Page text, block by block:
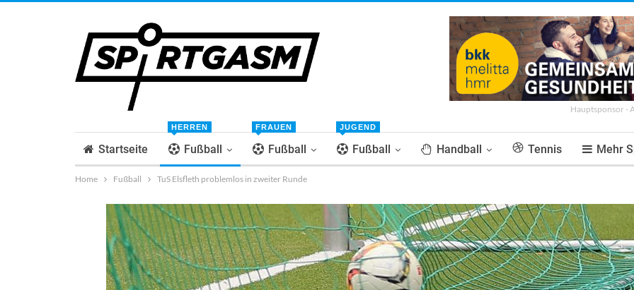
Hauptsponsor -
Startseite Fußball
HERREN
Fußball
FRAUEN
Fußball
JUGEND
Handball Tennis Mehr
Home Fußball TuS Elsfleth problemlos in zweiter Runde